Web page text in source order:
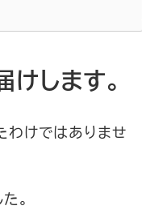
します。
わけではありませ
。